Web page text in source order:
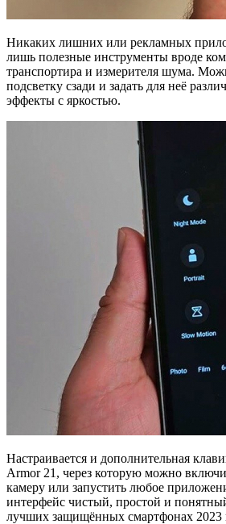
Никаких лишних или рекламных
лишь полезные инструменты вроде
транспортира и измерителя шума.
подсветку сзади и задать для неё
эффекты с яркостью.
Настраивается и дополнительная
Armor 21, через которую можно
камеру или запустить любое
интерфейс чистый, простой и
лучших защищённых смартфонах 2023